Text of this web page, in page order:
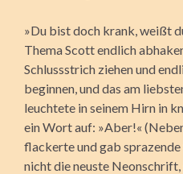
»Du bist doch krank, weißt
Thema Scott endlich
Schlussstrich ziehen und
beginnen, und das am
leuchtete in seinem Hirn in
ein Wort auf: »Aber!«
flackerte und gab sprazende
nicht die neuste